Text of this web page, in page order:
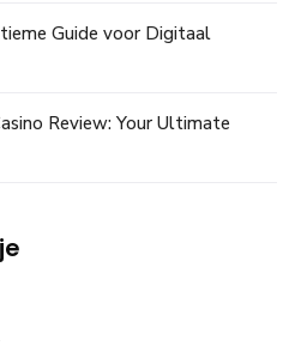
Guide voor Digitaal
Review: Your Ultimate